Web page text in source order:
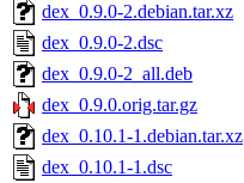
dex_0.9.0-2.debian.tar.xz
dex_0.9.0-2.dsc
dex_0.9.0-2_all.deb
dex_0.9.0.orig.tar.gz
dex_0.10.1-1.debian.tar.xz
dex_0.10.1-1.dsc